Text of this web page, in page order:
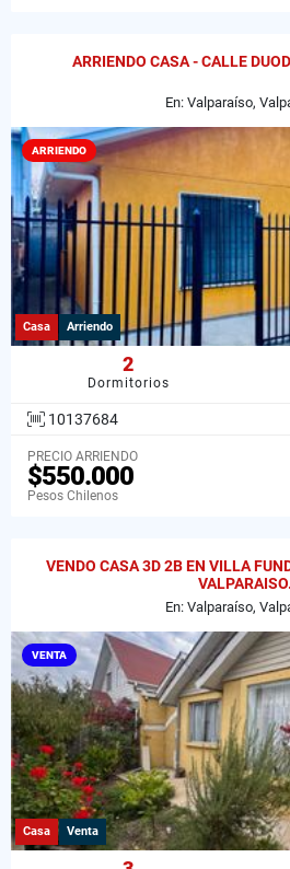
ARRIENDO CASA - CALLE
En: Valparaíso,
ARRIENDO
Casa Arriendo
2
Dormitorios
10137684
PRECIO ARRIENDO
$550.000
Pesos Chilenos
VENDO CASA 3D 2B EN VILLA
VALPARAISO.
En: Valparaíso,
VENTA
Casa Venta